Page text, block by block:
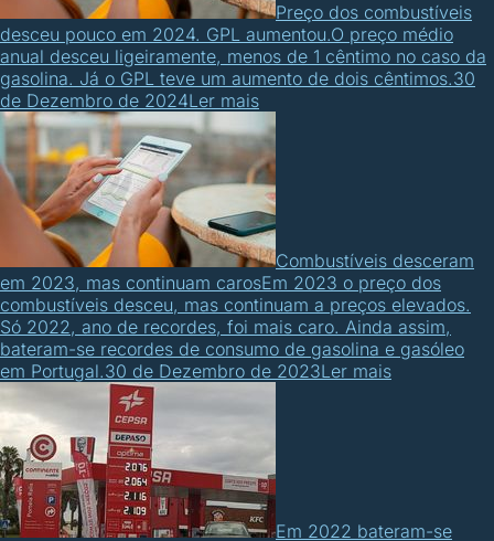
Preço dos combustíveis
desceu pouco em 2024. GPL aumentou.O preço médio
anual desceu ligeiramente, menos de 1 cêntimo no caso da
gasolina. Já o GPL teve um aumento de dois cêntimos.30
de Dezembro de 2024Ler mais
Combustíveis desceram
em 2023, mas continuam carosEm 2023 o preço dos
combustíveis desceu, mas continuam a preços elevados.
Só 2022, ano de recordes, foi mais caro. Ainda assim,
bateram-se recordes de consumo de gasolina e gasóleo
em Portugal.30 de Dezembro de 2023Ler mais
Em 2022 bateram-se